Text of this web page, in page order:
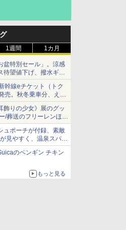
1週間 1カ月
盆特別セール」。涼感
待望値下げ、撥水ギア
幹線eチケット（トク
売。秋冬乗車分、えき
飾りの少女》展のグッ
/葬送のフリーレンほ
が実現
ュポーチが付録、素敵
見やすく、温泉スパに
のペンギン チキン
もっと見る